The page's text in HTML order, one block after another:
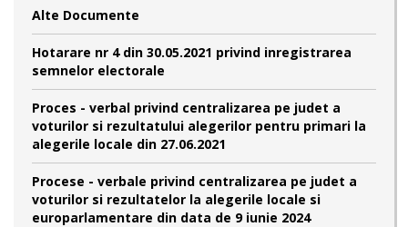
Alte Documente
Hotarare nr 4 din 30.05.2021 privind inregistrarea
semnelor electorale
Proces - verbal privind centralizarea pe judet a
voturilor si rezultatului alegerilor pentru primari la
alegerile locale din 27.06.2021
Procese - verbale privind centralizarea pe judet a
voturilor si rezultatelor la alegerile locale si
europarlamentare din data de 9 iunie 2024